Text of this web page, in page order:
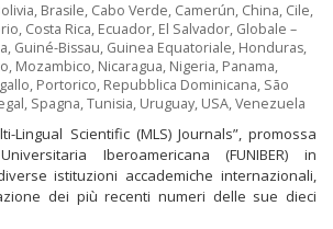
, Brasile, Cabo Verde, Camerún, China, Cile,
, Costa Rica, Ecuador, El Salvador, Globale –
, Guiné-Bissau, Guinea Equatoriale, Honduras,
, Mozambico, Nicaragua, Nigeria, Panama,
, Portorico, Repubblica Dominicana, São
, Spagna,Tunisia, Uruguay, USA,Venezuela
Lingual Scientific (MLS) Journals”, promossa
Iberoamericana (FUNIBER) in
istituzioni accademiche internazionali,
dei più recenti numeri delle sue dieci